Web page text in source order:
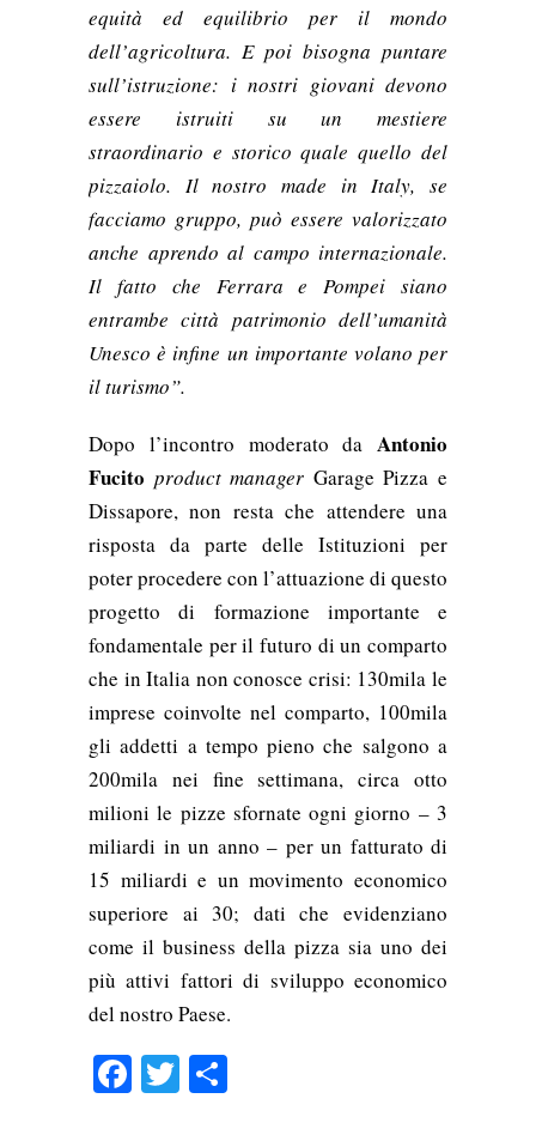
equità ed equilibrio per il mondo
dell’agricoltura. E poi bisogna puntare
sull’istruzione: i nostri giovani devono
essere istruiti su un mestiere
straordinario e storico quale quello del
pizzaiolo. Il nostro made in Italy, se
facciamo gruppo, può essere valorizzato
anche aprendo al campo internazionale.
Il fatto che Ferrara e Pompei siano
entrambe città patrimonio dell’umanità
Unesco è infine un importante volano per
il turismo”.
Dopo l’incontro moderato da Antonio
Fucito product manager Garage Pizza e
Dissapore, non resta che attendere una
risposta da parte delle Istituzioni per
poter procedere con l’attuazione di questo
progetto di formazione importante e
fondamentale per il futuro di un comparto
che in Italia non conosce crisi: 130mila le
imprese coinvolte nel comparto, 100mila
gli addetti a tempo pieno che salgono a
200mila nei fine settimana, circa otto
milioni le pizze sfornate ogni giorno – 3
miliardi in un anno – per un fatturato di
15 miliardi e un movimento economico
superiore ai 30; dati che evidenziano
come il business della pizza sia uno dei
più attivi fattori di sviluppo economico
del nostro Paese.
Facebook
Twitter